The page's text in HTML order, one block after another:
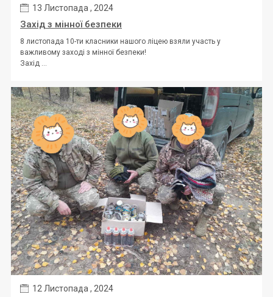
13 Листопада , 2024
Захід з мінної безпеки
8 листопада 10-ти класники нашого ліцею взяли участь у
важливому заході з мінної безпеки!
Захід ...
12 Листопада , 2024